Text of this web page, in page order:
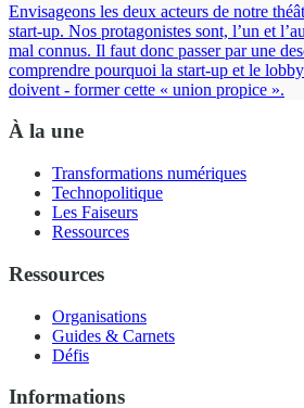
Envisageons les deux acteurs de notre
start-up. Nos protagonistes sont, l’un et
mal connus. Il faut donc passer par une
comprendre pourquoi la start-up et le
doivent - former cette « union propice ».
À la une
Transformations numériques
Technopolitique
Les Faiseurs
Ressources
Ressources
Organisations
Guides & Carnets
Défis
Informations